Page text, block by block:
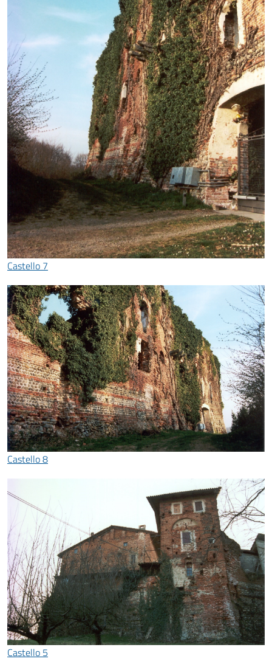
Castello 7
Castello 8
Castello 5